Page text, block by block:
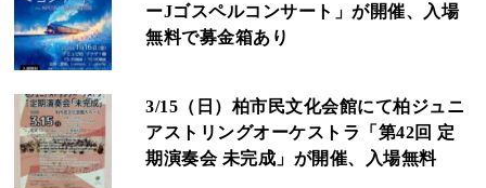
ーJゴスペルコンサート」が開催、入場
無料で募金箱あり
3/15（日）柏市民文化会館にて柏ジュニ
アストリングオーケストラ「第42回 定
期演奏会 未完成」が開催、入場無料